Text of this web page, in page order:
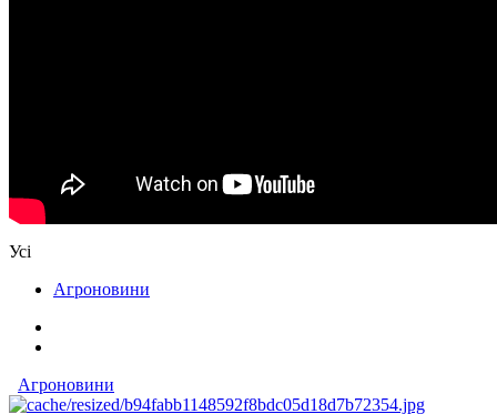
Усі
Агроновини
Агроновини